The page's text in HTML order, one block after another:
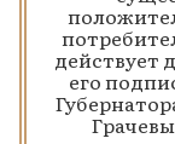
действует
его